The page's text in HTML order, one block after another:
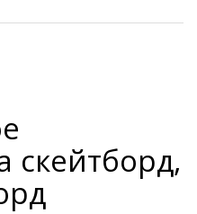
скейтборд,